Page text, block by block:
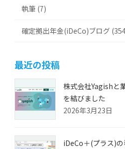
執筆 (7)
確定拠出年金(iDeCo)ブログ
最近の投稿
株式会社Yagishと
を結びました
2026年3月23日
iDeCo＋(プラス)